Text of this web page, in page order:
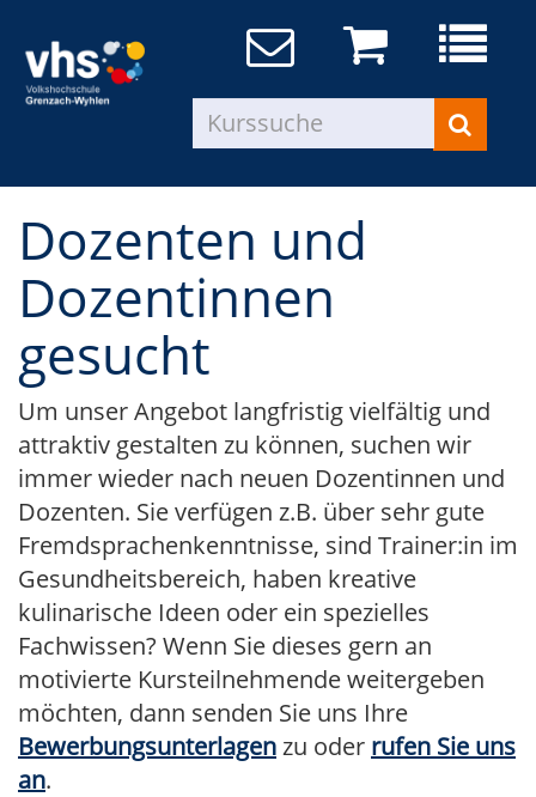
Dozenten und
Dozentinnen
gesucht
Um unser Angebot langfristig vielfältig und
attraktiv gestalten zu können, suchen wir
immer wieder nach neuen Dozentinnen und
Dozenten. Sie verfügen z.B. über sehr gute
Fremdsprachenkenntnisse, sind Trainer:in im
Gesundheitsbereich, haben kreative
kulinarische Ideen oder ein spezielles
Fachwissen? Wenn Sie dieses gern an
motivierte Kursteilnehmende weitergeben
möchten, dann senden Sie uns Ihre
Bewerbungsunterlagenzu oder rufen Sie uns
an.